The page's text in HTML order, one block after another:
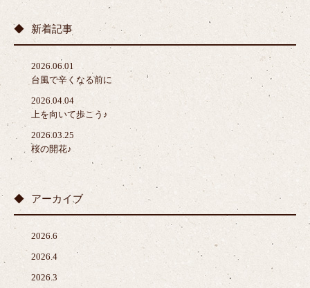
新着記事
2026.06.01
台風で辛くなる前に
2026.04.04
上を向いて歩こう♪
2026.03.25
桜の開花♪
アーカイブ
2026.6
2026.4
2026.3